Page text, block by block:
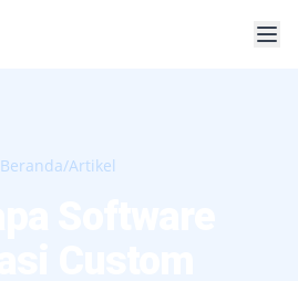
Beranda/Artikel